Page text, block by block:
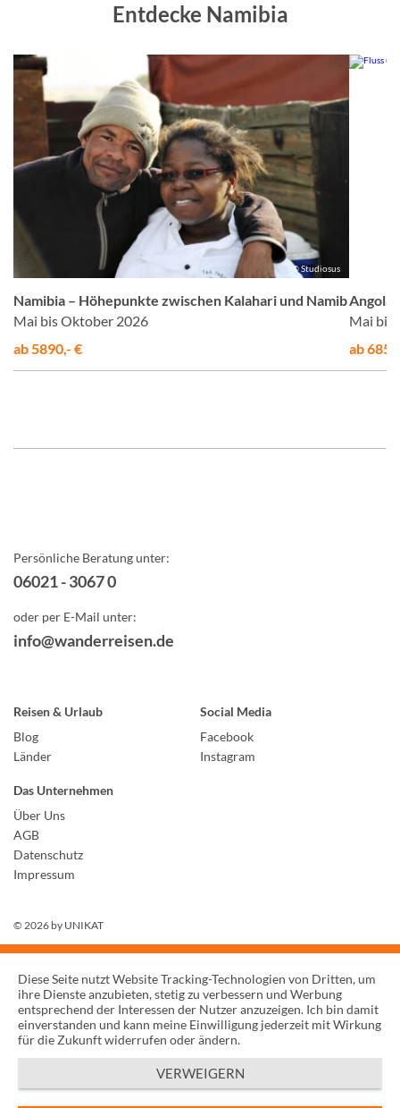
Entdecke Namibia
© Studiosus
Namibia – Höhepunkte zwischen Kalahari und Namib
Mai bis Oktober 2026
ab 5890,- €
Mai bis
ab
Persönliche Beratung unter:
06021 - 3067 0
oder per E-Mail unter:
info@wanderreisen.de
Reisen & Urlaub
Blog
Länder
Social Media
Facebook
Instagram
Das Unternehmen
Über Uns
AGB
Datenschutz
Impressum
© 2026 by UNIKAT
Diese Seite nutzt Website Tracking-Technologien von Dritten, um
ihre Dienste anzubieten, stetig zu verbessern und Werbung
entsprechend der Interessen der Nutzer anzuzeigen. Ich bin damit
einverstanden und kann meine Einwilligung jederzeit mit Wirkung
für die Zukunft widerrufen oder ändern.
VERWEIGERN